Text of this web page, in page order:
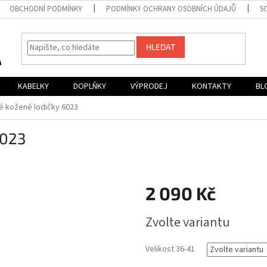
OBCHODNÍ PODMÍNKY PODMÍNKY OCHRANY OSOBNÍCH ÚDAJŮ
HLEDAT
KABELKY DOPLŇKY VÝPRODEJ KONTAKTY
kožené lodičky 6023
2 090 Kč
cena:
Zvolte variantu
Velikost 36-41